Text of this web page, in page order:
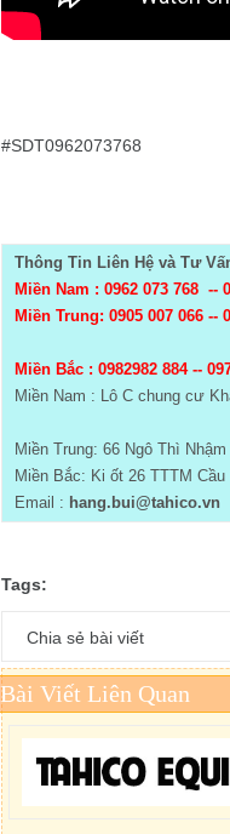
#SDT0962073768
Thông Tin Liên Hệ và Tư
Miền Nam : 0962 073 768 --
Miền Trung: 0905 007 066 --
Miền Bắc : 0982982 884 --
Miền Nam : Lô C chung cư
Miền Trung: 66 Ngô Thì
Miền Bắc: Ki ốt 26 TTTM
Email : hang.bui@tahico.vn
Tags:
Chia sẻ bài viết
Bài Viết Liên Quan